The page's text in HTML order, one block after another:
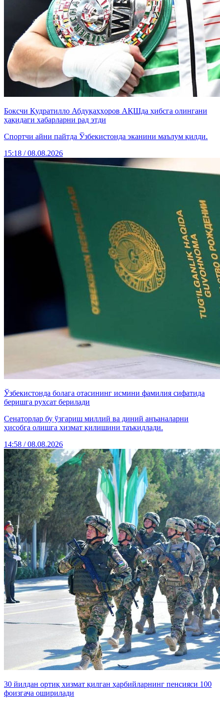
Боксчи Қудратилло Абдуқаҳҳоров АҚШда ҳибсга олингани
ҳақидаги хабарларни рад этди
Спортчи айни пайтда Ўзбекистонда эканини маълум қилди.
15:18 / 08.08.2026
Ўзбекистонда болага отасининг исмини фамилия сифатида
беришга рухсат берилади
Сенаторлар бу ўзгариш миллий ва диний анъаналарни
ҳисобга олишга хизмат қилишини таъкидлади.
14:58 / 08.08.2026
30 йилдан ортиқ хизмат қилган ҳарбийларнинг пенсияси 100
фоизгача оширилади